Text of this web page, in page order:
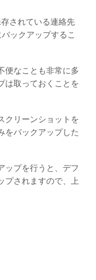
されている連絡先
ックアップするこ
便なことも非常に多
は取っておくことを
クリーンショットを
をバックアップした
ップを行うと、デフ
プされますので、上